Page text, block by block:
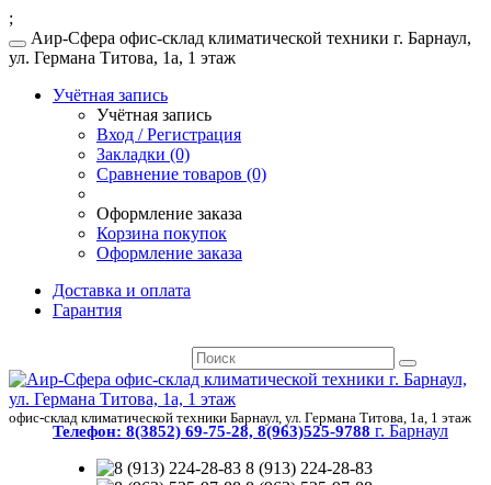
;
Аир-Сфера офис-склад климатической техники г. Барнаул,
ул. Германа Титова, 1а, 1 этаж
Учётная запись
Учётная запись
Вход / Регистрация
Закладки (0)
Сравнение товаров (0)
Оформление заказа
Корзина покупок
Оформление заказа
Доставка и оплата
Гарантия
офис-склад климатической техники Барнаул, ул. Германа Титова, 1а, 1 этаж
Телефон: 8(3852) 69-75-28, 8(963)525-9788 г. Барнаул
8 (913) 224-28-83